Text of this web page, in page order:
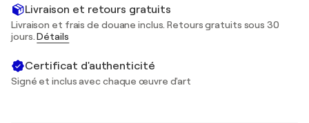
Livraison et retours gratuits
Livraison et frais de douane inclus. Retours gratuits sous 30
jours.Détails
Certificat d'authenticité
Signé et inclus avec chaque œuvre d'art